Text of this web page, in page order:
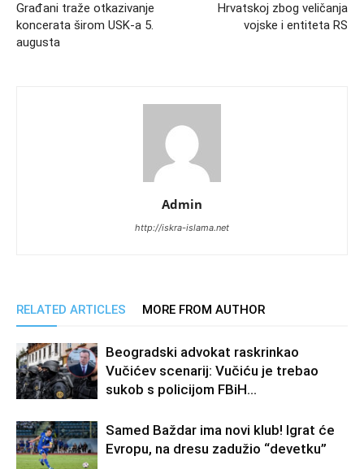
Građani traže otkazivanje
koncerata širom USK-a 5.
augusta
Hrvatskoj zbog veličanja
vojske i entiteta RS
Admin
http://iskra-islama.net
RELATED ARTICLES MORE FROM AUTHOR
Beogradski advokat raskrinkao
Vučićev scenarij: Vučiću je trebao
sukob s policijom FBiH…
Samed Baždar ima novi klub! Igrat će
Evropu, na dresu zadužio “devetku”